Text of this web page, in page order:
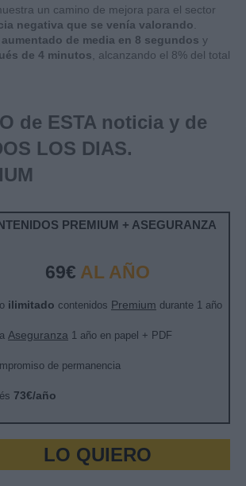
un camino de mejora para el sector
negativa que se venía valorando
de media en 8 segundos y
de 4 minutos , alcanzando el 8% del total
de ESTA noticia y de
LOS DIAS.
PREMIUM + ASEGURANZA
69€ AL AÑO
ilimitado contenidos Premium durante 1 año
Aseguranza 1 año en papel + PDF
de permanencia
73€/año
LO QUIERO